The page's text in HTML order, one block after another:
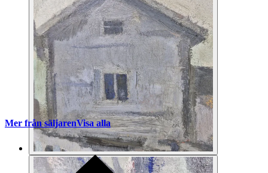
Mer från säljarenVisa alla